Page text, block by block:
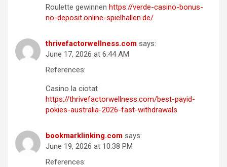
Roulette gewinnen https://verde-casino-bonus-
no-deposit.online-spielhallen.de/
thrivefactorwellness.com says:
June 17, 2026 at 6:44 AM
References:
Casino la ciotat
https://thrivefactorwellness.com/best-payid-
pokies-australia-2026-fast-withdrawals
bookmarklinking.com says:
June 19, 2026 at 10:38 PM
References: